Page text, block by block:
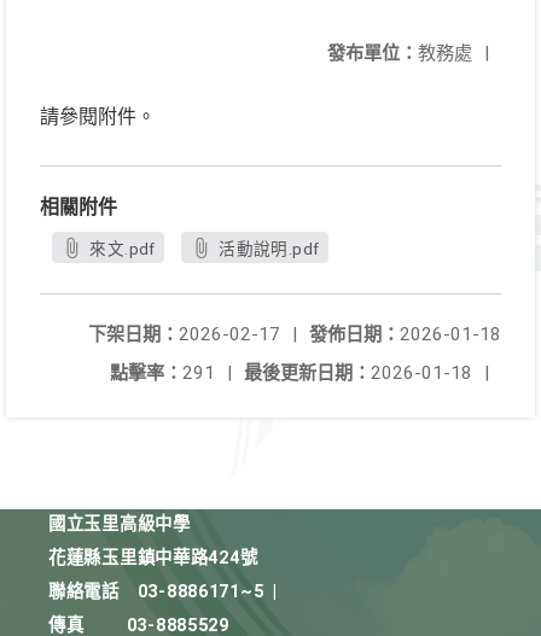
發布單位： 教務處 |
請參閱附件。
相關附件
來文.pdf 活動說明.pdf
發佈日期： 2026-01-18
下架日期： 2026-02-17
|
最後更新日期： 2026-01-18 |
點擊率： 291 |
國立玉里高級中學
花蓮縣玉里鎮中華路424號
聯絡電話
03-8886171~5
傳真
03-8885529